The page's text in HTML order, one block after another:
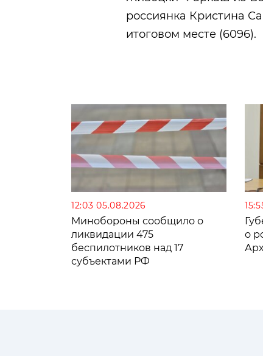
россиянка Кристина
итоговом месте (6096).
12:03 05.08.2026
Минобороны сообщило о
ликвидации 475
беспилотников над 17
субъектами РФ
о